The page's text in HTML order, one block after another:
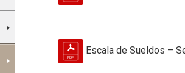
Escala de Sueldos –